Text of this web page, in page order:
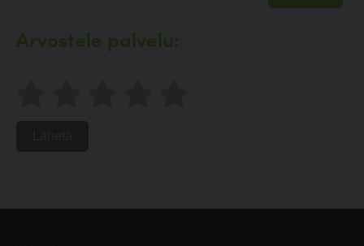
Arvostele palvelu: